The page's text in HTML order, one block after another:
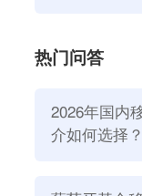
热门问答
2026年国内
介如何选择